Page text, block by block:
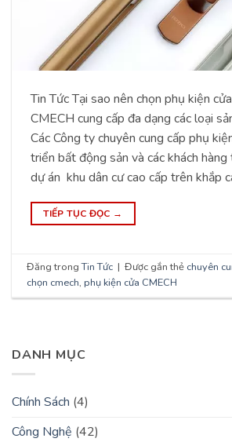
Tin Tức Tại sao nên chọn phụ kiện
CMECH cung cấp đa dạng các loại
Các Công ty chuyên cung cấp phụ
triển bất động sản và các khách
dự án khu dân cư cao cấp trên khắp
TIẾP TỤC ĐỌC →
Đăng trongTin Tức | Được gắn thẻ chuyên
chọn cmech, phụ kiện cửa CMECH
DANH MỤC
Chính Sách (4)
Công Nghệ (42)